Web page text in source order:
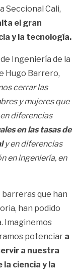
Seccional Cali,
el gran
y la tecnología.
Ingeniería de la
Hugo Barrero,
cerrar las
y mujeres que
diferencias
en las tasas de
y en diferencias
en ingeniería, en
barreras que han
han podido
Imaginemos
potenciar a
a nuestra
ciencia y la